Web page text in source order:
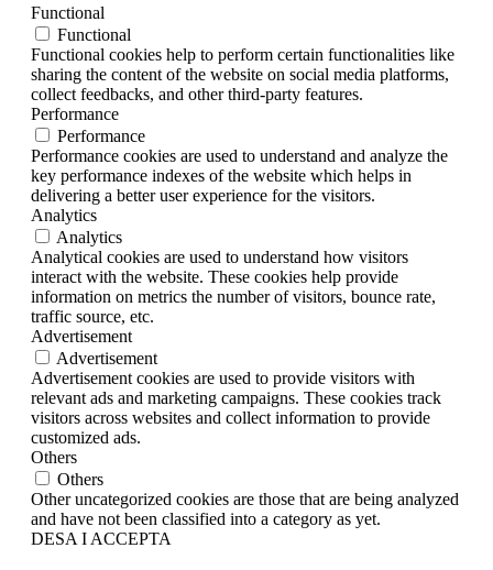
Functional
Functional
Functional cookies help to perform certain functionalities like
sharing the content of the website on social media platforms,
collect feedbacks, and other third-party features.
Performance
Performance
Performance cookies are used to understand and analyze the
key performance indexes of the website which helps in
delivering a better user experience for the visitors.
Analytics
Analytics
Analytical cookies are used to understand how visitors
interact with the website. These cookies help provide
information on metrics the number of visitors, bounce rate,
traffic source, etc.
Advertisement
Advertisement
Advertisement cookies are used to provide visitors with
relevant ads and marketing campaigns. These cookies track
visitors across websites and collect information to provide
customized ads.
Others
Others
Other uncategorized cookies are those that are being analyzed
and have not been classified into a category as yet.
DESA I ACCEPTA